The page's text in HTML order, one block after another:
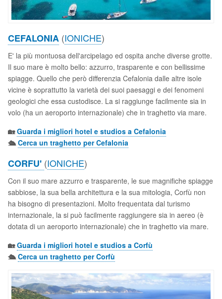
CEFALONIA (IONICHE)
E' la più montuosa dell'arcipelago ed ospita anche diverse grotte.
Il suo mare è molto bello: azzurro, trasparente e con bellissime
spiagge. Quello che però differenzia Cefalonia dalle altre isole
vicine è soprattutto la varietà dei suoi paesaggi e dei fenomeni
geologici che essa custodisce. La si raggiunge facilmente sia in
volo (ha un aeroporto internazionale) che in traghetto via mare.
🏡Guarda i migliori hotel e studios a Cefalonia
🛳️ Cerca un traghetto per Cefalonia
CORFU' (IONICHE)
Con il suo mare azzurro e trasparente, le sue magnifiche spiagge
sabbiose, la sua bella architettura e la sua mitologia, Corfù non
ha bisogno di presentazioni. Molto frequentata dal turismo
internazionale, la si può facilmente raggiungere sia in aereo (è
dotata di un aeroporto internazionale) che in traghetto via mare.
🏡Guarda i migliori hotel e studios a Corfù
🛳️ Cerca un traghetto per Corfù